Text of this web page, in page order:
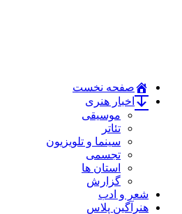
صفحه نخست
اخبار هنری
موسیقی
تئاتر
سینما و تلویزیون
تجسمی
استان ها
گزارش
شعر و ادب
هنرآگین پلاس